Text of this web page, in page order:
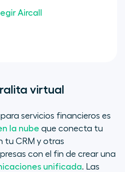
Aircall
virtual
para servicios financieros es
la nube que conecta tu
tu CRM y otras
con el fin de crear una
unificada. Las